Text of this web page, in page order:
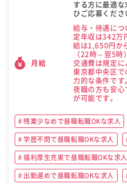
する方に最適
ひご応募くださ
月給
給与・待遇につ
定年収は342万
給は1,650円か
（22時～翌5時
交通費は規定に
東京都中央区で
力的な条件で
夜職の方も安心
が可能です。
残業少なめで昼職転職OKな求人
学歴不問で昼職転職OKな求人
福利厚生充実で昼職転職OKな求人
出勤遅めで昼職転職OKな求人